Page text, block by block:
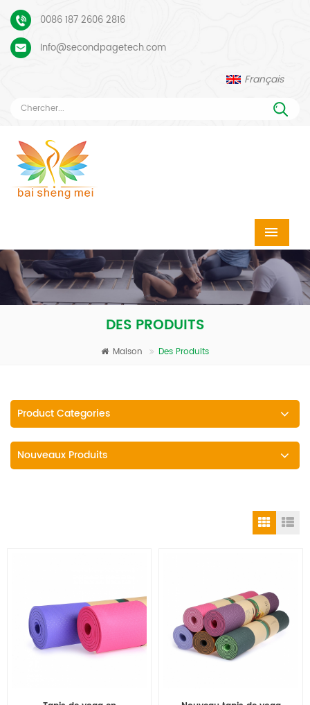
0086 187 2606 2816
Info@secondpagetech.com
Français
DES PRODUITS
Maison Des Produits
Product Categories
Nouveaux Produits